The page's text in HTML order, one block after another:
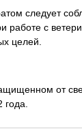
следует
работе с
целей.
от
года.